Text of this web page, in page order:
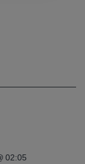
02:05